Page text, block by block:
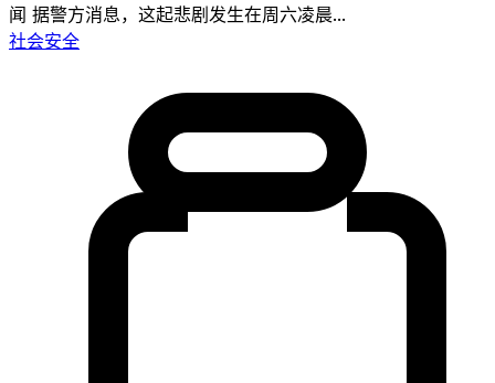
闻 据警方消息，这起悲剧发生在周六凌晨...
社会安全